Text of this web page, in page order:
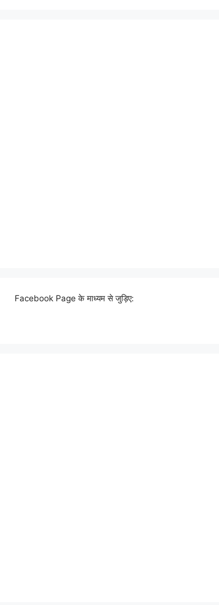
Facebook Page के माध्यम से जुड़िए: